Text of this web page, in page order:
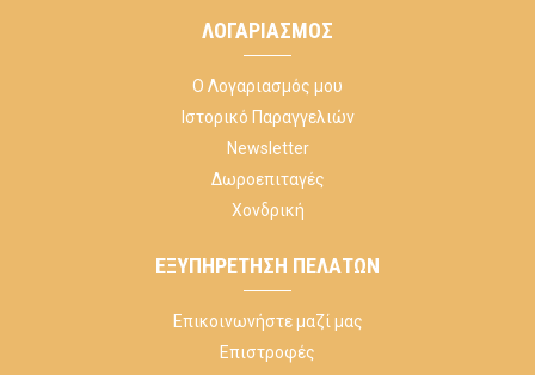
ΛΟΓΑΡΙΑΣΜΌΣ
Ο Λογαριασμός μου
Ιστορικό Παραγγελιών
Newsletter
Δωροεπιταγές
Χονδρική
ΕΞΥΠΗΡΈΤΗΣΗ ΠΕΛΑΤΏΝ
Επικοινωνήστε μαζί μας
Επιστροφές